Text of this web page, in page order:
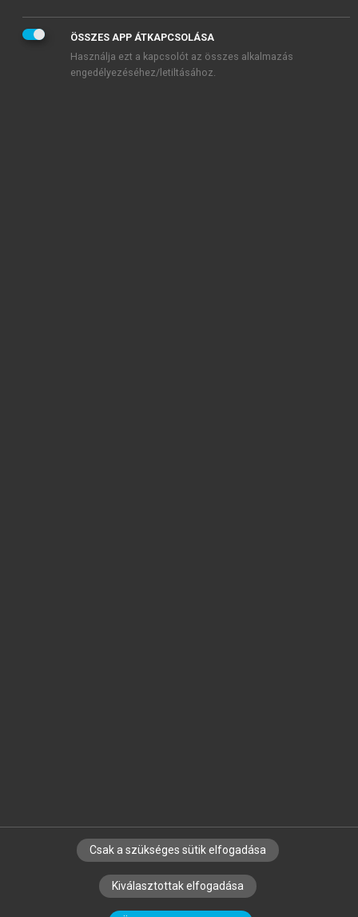
SZERZŐKNEK CÉGEKNEK KÖNYVTÁROSOKNAK
SZERKESZTÉSI ÉS LEKTORÁLÁSI ALAPELVEK
ÖSSZES APP ÁTKAPCSOLÁSA
Használja ezt a kapcsolót az összes alkalmazás
engedélyezéséhez/letiltásához.
Csak a szükséges sütik elfogadása
Kiválasztottak elfogadása